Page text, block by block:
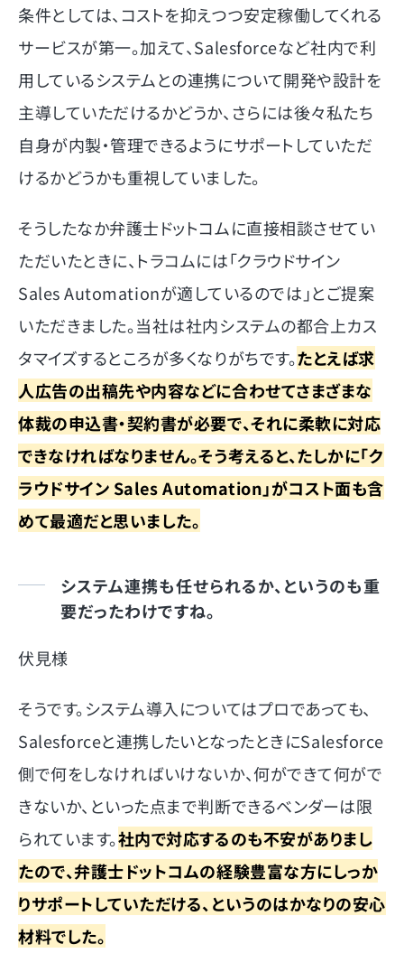
条件としては、コストを抑えつつ安定稼働してくれる
サービスが第一。加えて、Salesforceなど社内で利
用しているシステムとの連携について開発や設計を
主導していただけるかどうか、さらには後々私たち
自身が内製・管理できるようにサポートしていただ
けるかどうかも重視していました。
そうしたなか弁護士ドットコムに直接相談させてい
ただいたときに、トラコムには「クラウドサイン
Sales Automationが適しているのでは」とご提案
いただきました。当社は社内システムの都合上カス
タマイズするところが多くなりがちです。たとえば求
人広告の出稿先や内容などに合わせてさまざまな
体裁の申込書・契約書が必要で、それに柔軟に対応
できなければなりません。そう考えると、たしかに「ク
ラウドサイン Sales Automation」がコスト面も含
めて最適だと思いました。
システム連携も任せられるか、というのも重
要だったわけですね。
伏見様
そうです。システム導入についてはプロであっても、
Salesforceと連携したいとなったときにSalesforce
側で何をしなければいけないか、何ができて何がで
きないか、といった点まで判断できるベンダーは限
られています。社内で対応するのも不安がありまし
たので、弁護士ドットコムの経験豊富な方にしっか
りサポートしていただける、というのはかなりの安心
材料でした。